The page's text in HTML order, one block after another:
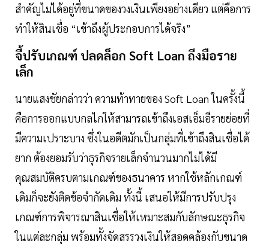
สำคัญไม่ได้อยู่ที่ขนาดของวงเงินเพียงอย่างเดียว แต่คือการ
ทำให้สินเชื่อ “เข้าถึงผู้ประกอบการได้จริง”
จี้ปรับเกณฑ์ ปลดล็อก Soft Loan ถึงมือราย
เล็ก
นายแสงชัยกล่าวว่า ความท้าทายของ Soft Loan ในครั้งนี้
คือการออกแบบกลไกให้สามารถเข้าถึงเอสเอ็มอีรายย่อยที่
มีความเปราะบาง ซึ่งในอดีตมักเป็นกลุ่มที่เข้าถึงสินเชื่อได้
ยาก ต้องยอมรับว่าธุรกิจรายเล็กจำนวนมากไม่ได้มี
คุณสมบัติครบตามเกณฑ์ของธนาคาร หากใช้หลักเกณฑ์
เดิมก็จะยังติดข้อจำกัดเดิม ทั้งนี้ เสนอให้มีการปรับปรุง
เกณฑ์การพิจารณาสินเชื่อให้เหมาะสมกับลักษณะธุรกิจ
ในแต่ละกลุ่ม พร้อมทั้งจัดสรรวงเงินให้สอดคล้องกับขนาด